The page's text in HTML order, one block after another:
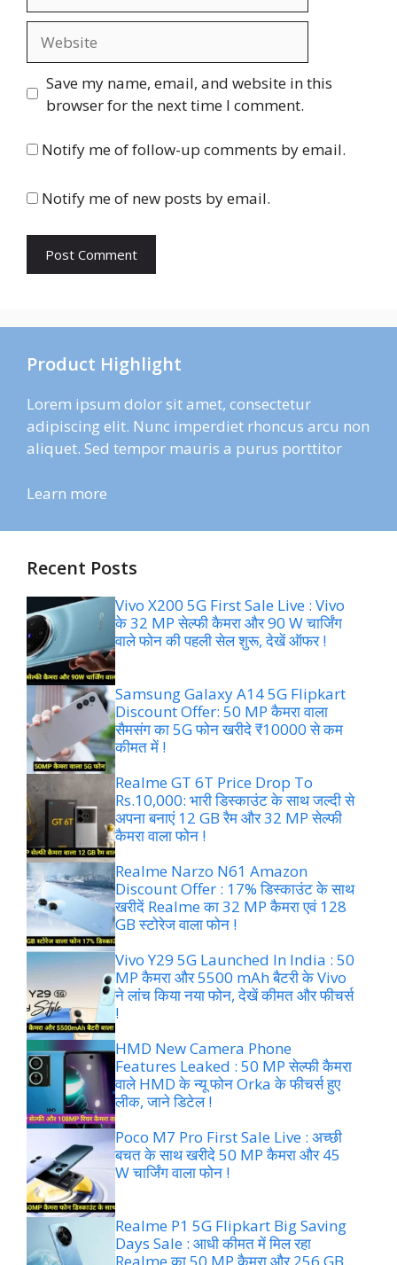
Save my name, email, and website in this
browser for the next time I comment.
Notify me of follow-up comments by email.
Notify me of new posts by email.
Product Highlight
Lorem ipsum dolor sit amet, consectetur
adipiscing elit. Nunc imperdiet rhoncus arcu non
aliquet. Sed tempor mauris a purus porttitor
Learn more
Recent Posts
Vivo X200 5G First Sale Live : Vivo
के 32 MP सेल्फी कैमरा और 90 W चार्जिंग
वाले फोन की पहली सेल शुरू, देखें ऑफर !
Samsung Galaxy A14 5G Flipkart
Discount Offer: 50 MP कैमरा वाला
सैमसंग का 5G फोन खरीदे ₹10000 से कम
कीमत में !
Realme GT 6T Price Drop To
Rs.10,000: भारी डिस्काउंट के साथ जल्दी से
अपना बनाएं 12 GB रैम और 32 MP सेल्फी
कैमरा वाला फोन !
Realme Narzo N61 Amazon
Discount Offer : 17% डिस्काउंट के साथ
खरीदें Realme का 32 MP कैमरा एवं 128
GB स्टोरेज वाला फोन !
Vivo Y29 5G Launched In India : 50
MP कैमरा और 5500 mAh बैटरी के Vivo
ने लांच किया नया फोन, देखें कीमत और फीचर्स
!
HMD New Camera Phone
Features Leaked : 50 MP सेल्फी कैमरा
वाले HMD के न्यू फोन Orka के फीचर्स हुए
लीक, जाने डिटेल !
Poco M7 Pro First Sale Live : अच्छी
बचत के साथ खरीदे 50 MP कैमरा और 45
W चार्जिंग वाला फोन !
Realme P1 5G Flipkart Big Saving
Days Sale : आधी कीमत में मिल रहा
Realme का 50 MP कैमरा और 256 GB